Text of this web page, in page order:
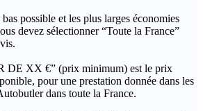
possible et les plus larges économies
devez sélectionner “Toute la France”
DE XX €” (prix minimum) est le prix
pour une prestation donnée dans les
dans toute la France.